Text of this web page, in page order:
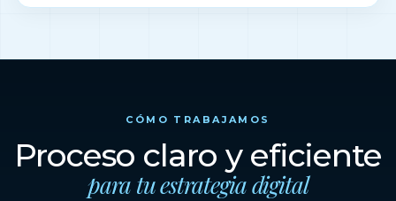
CÓMO TRABAJAMOS
Proceso claro y eficiente
para tu estrategia digital